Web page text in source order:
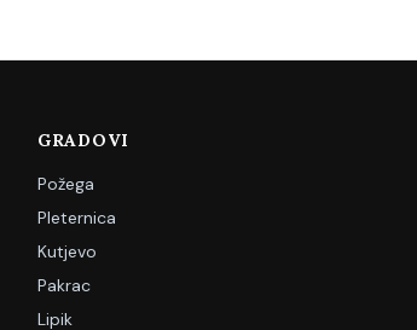
GRADOVI
Požega
Pleternica
Kutjevo
Pakrac
Lipik